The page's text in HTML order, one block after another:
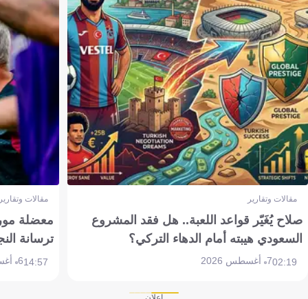
مقالات وتقارير
صلاح يُغَيّر قواعد اللعبة.. هل فقد المشروع
السعودي هيبته أمام الدهاء التركي؟
02:197 أغسطس 2026
مقالات
معضلة
ترسانة
14:576 أغسطس 2026